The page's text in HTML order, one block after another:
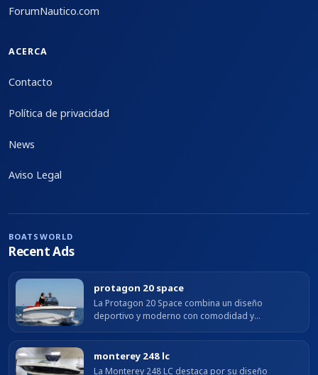
ForumNautico.com
ACERCA
Contacto
Política de privacidad
News
Aviso Legal
BOATSWORLD
Recent Ads
protagon 20 space
La Protagon 20 Space combina un diseño
deportivo y moderno con comodidad y
solárium en proa y la plataforma de baño ofrecen
un...
monterey 248 lc
La Monterey 248 LC destaca por su diseño